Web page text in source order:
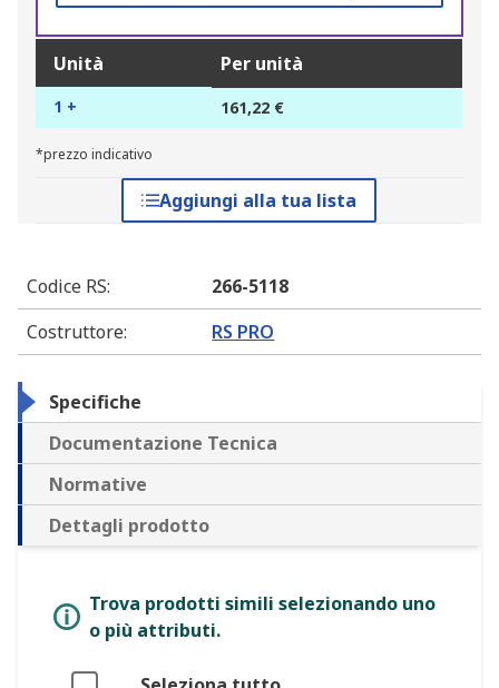
Unità Per unità
1 + 161,22 €
*prezzo indicativo
Aggiungi alla tua lista
Codice RS:
266-5118
Costruttore: RS PRO
Specifiche
Documentazione Tecnica
Normative
Dettagli prodotto
Trova prodotti simili selezionando uno
o più attributi.